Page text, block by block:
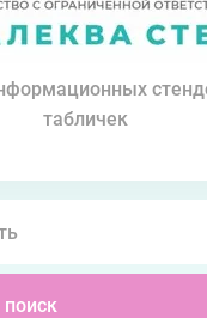
табличек